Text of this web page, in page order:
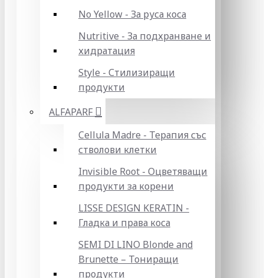
No Yellow - За руса коса
Nutritive - За подхранване и
хидратация
Style - Стилизиращи
продукти
ALFAPARF
Cellula Madre - Терапия със
стволови клетки
Invisible Root - Оцветяващи
продукти за корени
LISSE DESIGN KERATIN -
Гладка и права коса
SEMI DI LINO Blonde and
Brunette – Тониращи
продукти